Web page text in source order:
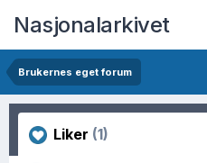
Nasjonalarkivet
Brukernes eget forum
Liker (1)